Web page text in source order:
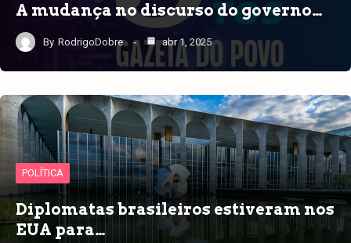
A mudança no discurso do governo…
By RodrigoDobre abr 1, 2025
POLÍTICA
Diplomatas brasileiros estiveram nos
EUA para…